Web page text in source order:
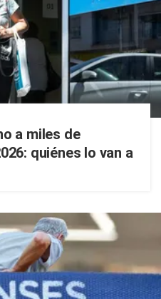
a miles de
quiénes lo van a